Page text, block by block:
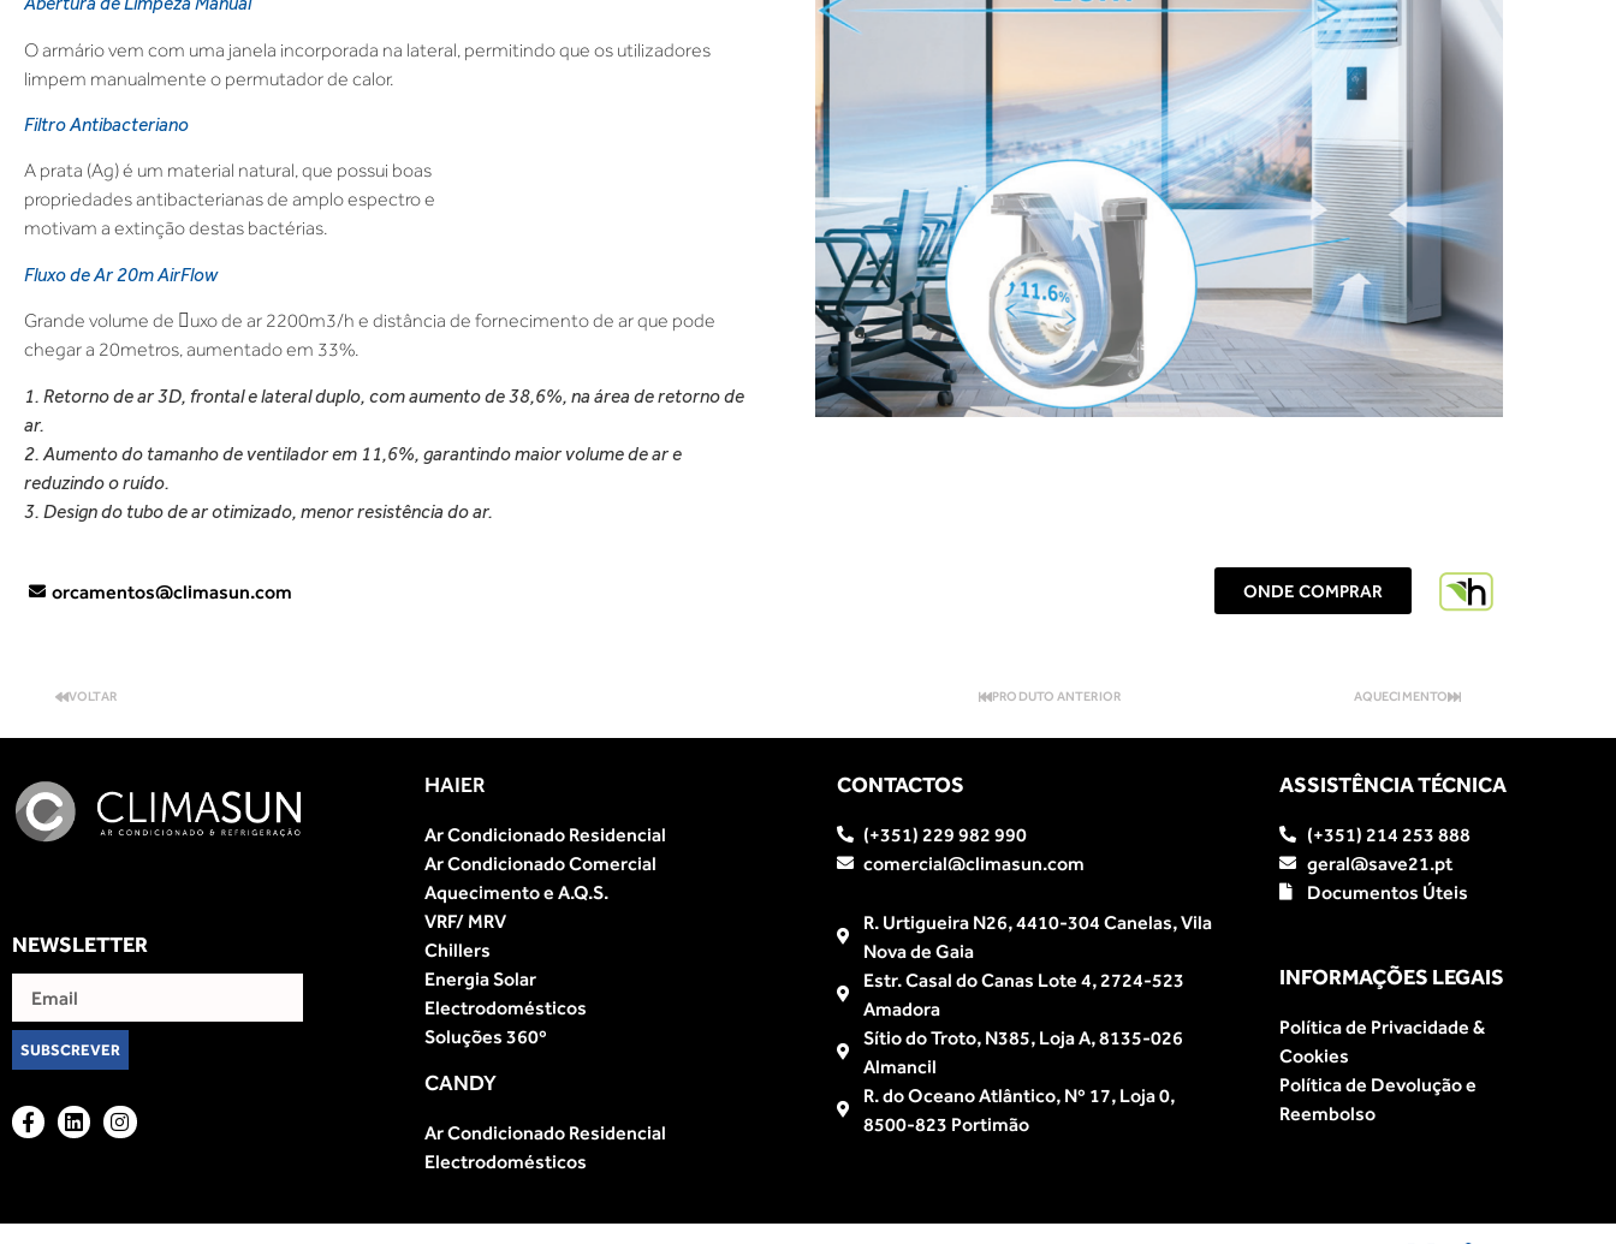
O armário vem com uma janela incorporada na lateral, permitindo que os utilizadores
limpem manualmente o permutador de calor.
Filtro Antibacteriano
A prata (Ag) é um material natural, que possui boas
propriedades antibacterianas de amplo espectro e
motivam a extinção destas bactérias.
Fluxo de Ar 20m AirFlow
Grande volume de 􀄥uxo de ar 2200m3/h e distância de fornecimento de ar que pode
chegar a 20metros, aumentado em 33%.
1. Retorno de ar 3D, frontal e lateral duplo, com aumento de 38,6%, na área de retorno de
ar.
2. Aumento do tamanho de ventilador em 11,6%, garantindo maior volume de ar e
reduzindo o ruído.
3. Design do tubo de ar otimizado, menor resistência do ar.
orcamentos@climasun.com ONDE COMPRAR
VOLTAR PRODUTO ANTERIOR AQUECIMENTO
NEWSLETTER
SUBSCREVER
HAIER
Ar Condicionado Residencial
Ar Condicionado Comercial
Aquecimento e A.Q.S.
VRF/ MRV
Chillers
Energia Solar
Electrodomésticos
Soluções 360º
CANDY
Ar Condicionado Residencial
Electrodomésticos
CONTACTOS
(+351) 229 982 990
comercial@climasun.com
R. Urtigueira N26, 4410-304 Canelas, Vila
Nova de Gaia
Estr. Casal do Canas Lote 4, 2724-523
Amadora
Sítio do Troto, N385, Loja A, 8135-026
Almancil
R. do Oceano Atlântico, Nº 17, Loja 0,
8500-823 Portimão
ASSISTÊNCIA TÉCNICA
(+351) 214 253 888
geral@save21.pt
Documentos Úteis
INFORMAÇÕES LEGAIS
Política de Privacidade &
Cookies
Política de Devolução e
Reembolso